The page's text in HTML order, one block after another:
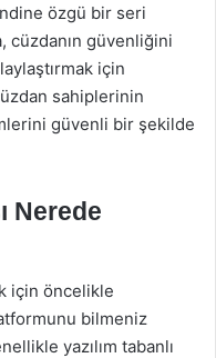
özgü bir seri
cüzdanın güvenliğini
için
sahiplerinin
güvenli bir şekilde
Nerede
için öncelikle
bilmeniz
yazılım tabanlı